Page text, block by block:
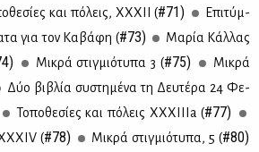
και πό­λεις, ΧΧ­ΧΙΙ (#71)
Επι­τύμ­
για τoν Κα­βά­φη (#73)
Μα­ρία Κάλ­λας
Μι­κρά στιγ­μιό­τυ­πα 3 (#75)
Μι­κρά
Δύο βι­βλία συ­στη­μέ­να τη Δευ­τέ­ρα 24 Φε­
Το­πο­θε­σί­ες και πό­λεις ΧΧ­ΧΙ­Ι­Ιa (#77)
(#78) Μι­κρά στιγ­μιό­τυ­πα, 5 (#80)